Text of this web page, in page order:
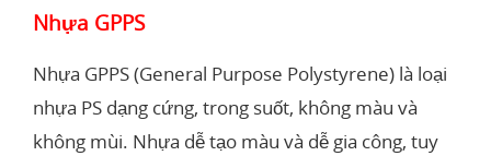
Nhựa GPPS
Nhựa GPPS (General Purpose Polystyrene) là loại
nhựa PS dạng cứng, trong suốt, không màu và
không mùi. Nhựa dễ tạo màu và dễ gia công, tuy